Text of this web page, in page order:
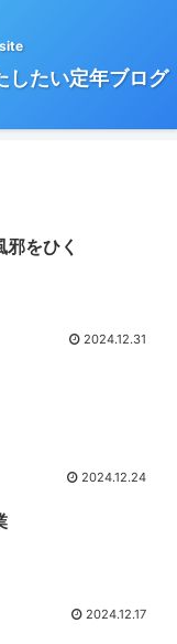
したい定年ブログ
をひく
2024.12.31
2024.12.24
2024.12.17